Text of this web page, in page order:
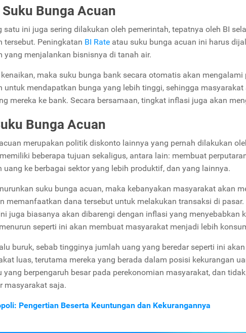
Bunga Acuan
satu ini juga sering dilakukan oleh pemerintah, tepatnya oleh BI
tersebut. Peningkatan BI Rate atau suku bunga acuan ini harus
yang menjalankan bisnisnya di tanah air.
maka suku bunga bank secara otomatis akan mengalami
untuk mendapatkan bunga yang lebih tinggi, sehingga
mereka ke bank. Secara bersamaan, tingkat inflasi juga akan
Bunga Acuan
merupakan politik diskonto lainnya yang pernah dilakukan
beberapa tujuan sekaligus, antara lain: membuat
uang ke berbagai sektor yang lebih produktif, dan yang lainnya.
suku bunga acuan, maka kebanyakan masyarakat akan
memanfaatkan dana tersebut untuk melakukan transaksi di
juga biasanya akan dibarengi dengan inflasi yang menyebabkan
seperti ini akan membuat masyarakat menjadi lebih
buruk, sebab tingginya jumlah uang yang beredar seperti ini
luas, terutama mereka yang berada dalam posisi kekurangan
berpengaruh besar pada perekonomian masyarakat, dan
masyarakat saja.
Pengertian Beserta Keuntungan dan Kekurangannya